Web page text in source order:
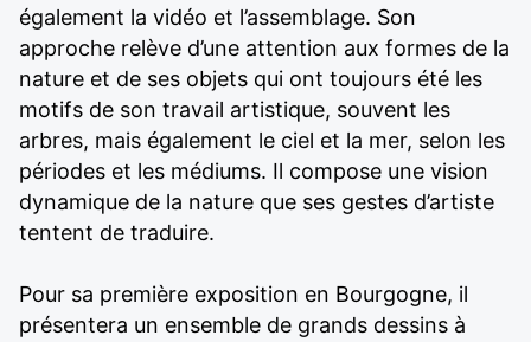
également la vidéo et l’assemblage. Son
approche relève d’une attention aux formes de la
nature et de ses objets qui ont toujours été les
motifs de son travail artistique, souvent les
arbres, mais également le ciel et la mer, selon les
périodes et les médiums. Il compose une vision
dynamique de la nature que ses gestes d’artiste
tentent de traduire.
Pour sa première exposition en Bourgogne, il
présentera un ensemble de grands dessins à